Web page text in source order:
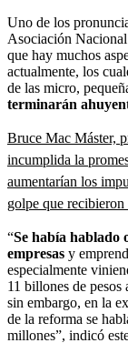
Uno de los
Asociación
que hay muchos
actualmente, los
de las micro,
terminarán
Bruce Mac Máster,
incumplida la
aumentarían los
golpe que
“Se había hablado
empresas y
especialmente
11 billones de pesos
sin embargo, en la
de la reforma se
millones”, indicó